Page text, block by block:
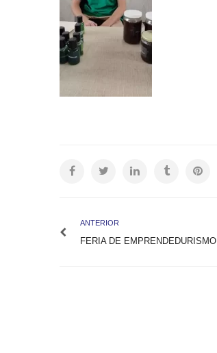
ANTERIOR
FERIA DE EMPRENDEDURISMO